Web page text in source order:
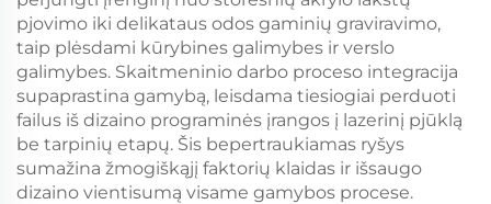
pjovimo iki delikataus odos gaminių graviravimo,
taip plėsdami kūrybines galimybes ir verslo
galimybes. Skaitmeninio darbo proceso integracija
supaprastina gamybą, leisdama tiesiogiai perduoti
failus iš dizaino programinės įrangos į lazerinį pjūklą
be tarpinių etapų. Šis bepertraukiamas ryšys
sumažina žmogiškąjį faktorių klaidas ir išsaugo
dizaino vientisumą visame gamybos procese.